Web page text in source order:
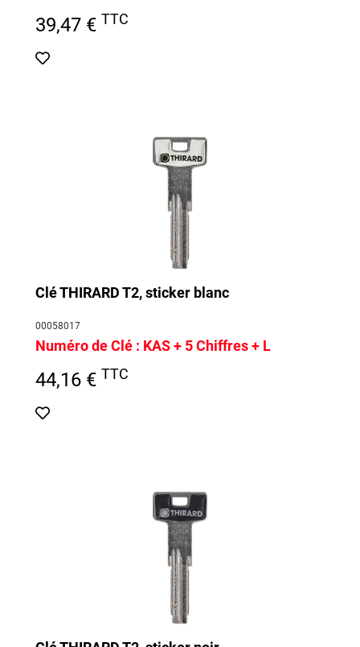
39,47 € TTC
Clé THIRARD T2, sticker blanc
00058017
Numéro de Clé : KAS + 5 Chiffres + L
44,16 € TTC